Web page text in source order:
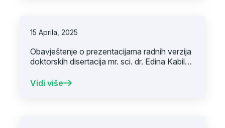
15 Aprila, 2025
Obavještenje o prezentacijama radnih verzija
doktorskih disertacija mr. sci. dr. Edina Kabila,
Bukvić
Vidi više